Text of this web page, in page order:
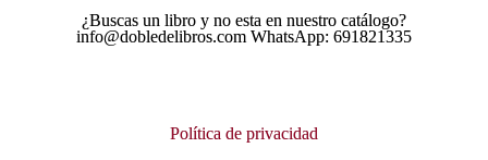
¿Buscas un libro y no esta en nuestro catálogo?
info@dobledelibros.com WhatsApp: 691821335
Política de privacidad